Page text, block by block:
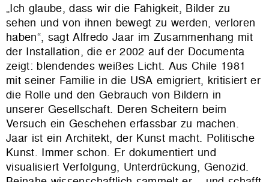
„Ich glaube, dass wir die Fähigkeit, Bilder zu
sehen und von ihnen bewegt zu werden, verloren
haben“, sagt Alfredo Jaar im Zusammenhang mit
der Installation, die er 2002 auf der Documenta
zeigt: blendendes weißes Licht. Aus Chile 1981
mit seiner Familie in die USA emigriert, kritisiert er
die Rolle und den Gebrauch von Bildern in
unserer Gesellschaft. Deren Scheitern beim
Versuch ein Geschehen erfassbar zu machen.
Jaar ist ein Architekt, der Kunst macht. Politische
Kunst. Immer schon. Er dokumentiert und
visualisiert Verfolgung, Unterdrückung, Genozid.